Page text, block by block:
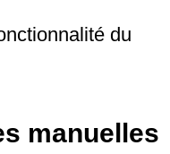
du
manuelles